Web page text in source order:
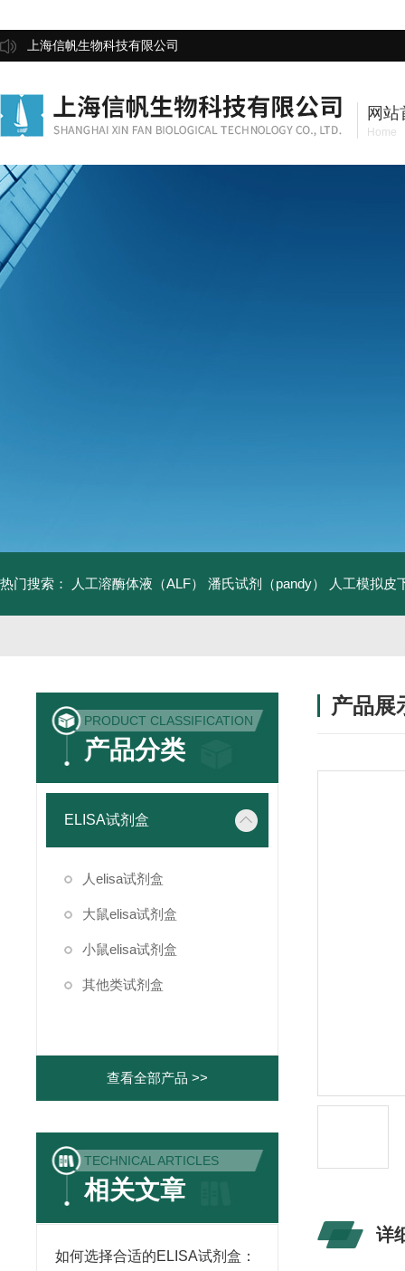
上海信帆生物科技有限公司
网站
Home
热门搜索： 人工溶酶体液（ALF） 潘氏试剂（pandy） 人工模拟皮
PRODUCT CLASSIFICATION
产品分类
ELISA试剂盒
人elisa试剂盒
大鼠elisa试剂盒
小鼠elisa试剂盒
其他类试剂盒
查看全部产品 >>
TECHNICAL ARTICLES
相关文章
如何选择合适的ELISA试剂盒：
产品展
详